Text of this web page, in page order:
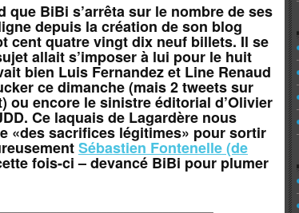
que BiBi s’arrêta sur le nombre de ses
depuis la création de son blog
cent quatre vingt dix neuf billets. Il se
allait s’imposer à lui pour le huit
bien Luis Fernandez et Line Renaud
ce dimanche (mais 2 tweets sur
ou encore le sinistre éditorial d’Olivier
Ce laquais de Lagardère nous
«des sacrifices légitimes» pour sortir
Sébastien Fontenelle (de
fois-ci – devancé BiBi pour plumer